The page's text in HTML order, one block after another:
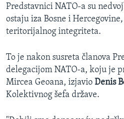
Predstavnici NATO-a su
ostaju iza Bosne i
teritorijalnog integriteta.
To je nakon susreta članova
delegacijom NATO-a, koju je
Mircea Geoana, izjavio Denis
Kolektivnog šefa države.